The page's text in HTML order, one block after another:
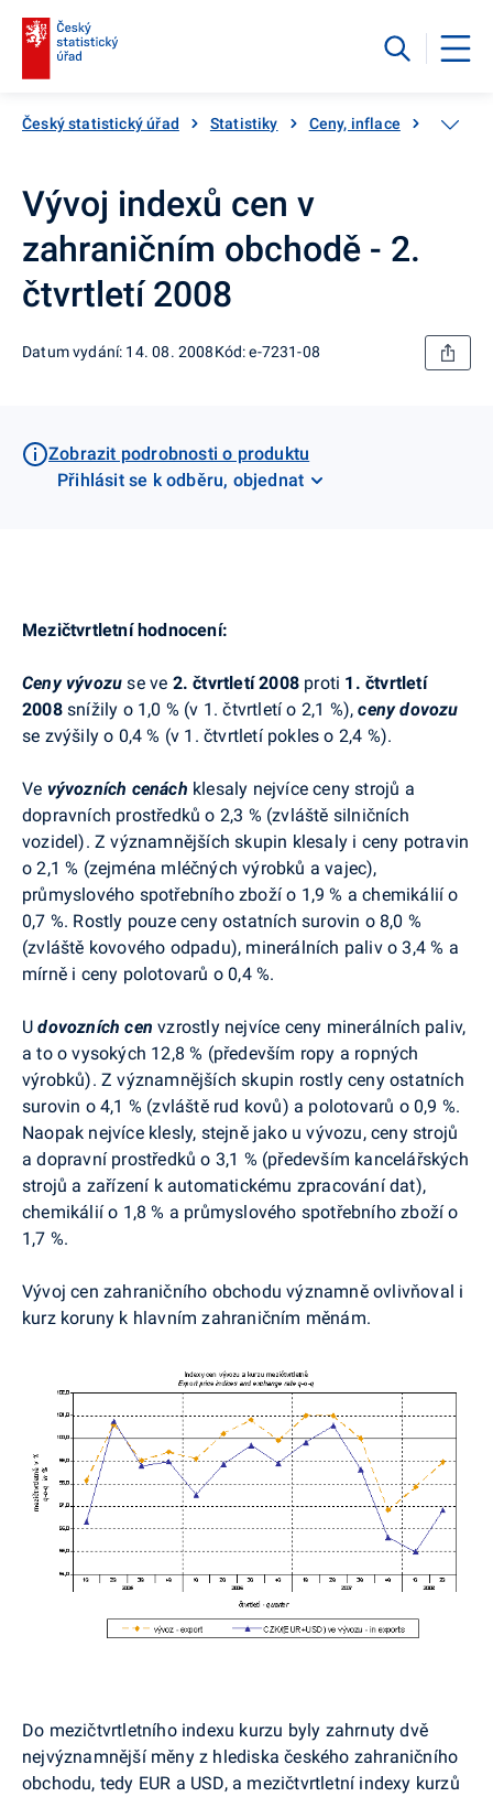
Český statistický úřad Statistiky Ceny, inflace Ceny
Vývoj indexů cen v
zahraničním obchodě - 2.
čtvrtletí 2008
Datum vydání: 14. 08. 2008Kód: e-7231-08
Zobrazit podrobnosti o produktu
Přihlásit se k odběru, objednat
Mezičtvrtletní hodnocení:
Ceny vývozu se ve 2. čtvrtletí 2008 proti 1. čtvrtletí
2008snížily o 1,0 % (v 1. čtvrtletí o 2,1 %),ceny dovozu
se zvýšily o 0,4 % (v 1. čtvrtletí pokles o 2,4 %).
Ve vývozních cenách klesaly nejvíce ceny strojů a
dopravních prostředků o 2,3 % (zvláště silničních
vozidel). Z významnějších skupin klesaly i ceny potravin
o 2,1 % (zejména mléčných výrobků a vajec),
průmyslového spotřebního zboží o 1,9 % a chemikálií o
0,7 %. Rostly pouze ceny ostatních surovin o 8,0 %
(zvláště kovového odpadu), minerálních paliv o 3,4 % a
mírně i ceny polotovarů o 0,4 %.
Udovozních cen vzrostly nejvíce ceny minerálních paliv,
a to o vysokých 12,8 % (především ropy a ropných
výrobků). Z významnějších skupin rostly ceny ostatních
surovin o 4,1 % (zvláště rud kovů) a polotovarů o 0,9 %.
Naopak nejvíce klesly, stejně jako u vývozu, ceny strojů
a dopravní prostředků o 3,1 % (především kancelářských
strojů a zařízení k automatickému zpracování dat),
chemikálií o 1,8 % a průmyslového spotřebního zboží o
1,7 %.
Vývoj cen zahraničního obchodu významně ovlivňoval i
kurz koruny k hlavním zahraničním měnám.
Do mezičtvrtletního indexu kurzu byly zahrnuty dvě
nejvýznamnější měny z hlediska českého zahraničního
obchodu, tedy EUR a USD, a mezičtvrtletní indexy kurzů